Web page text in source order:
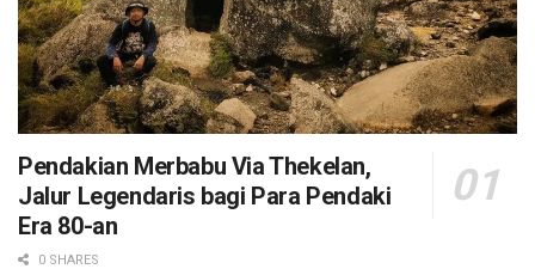
Pendakian Merbabu Via Thekelan,
Jalur Legendaris bagi Para Pendaki
Era 80-an
0 SHARES